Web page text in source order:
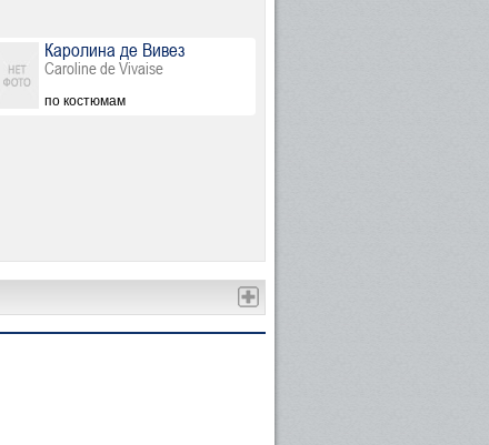
Каролина де Вивез
Caroline de Vivaise
по костюмам